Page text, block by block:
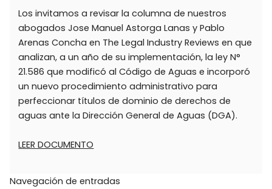
Los invitamos a revisar la columna de nuestros
abogados Jose Manuel Astorga Lanas y Pablo
Arenas Concha en The Legal Industry Reviews en que
analizan, a un año de su implementación, la ley N°
21.586 que modificó al Código de Aguas e incorporó
un nuevo procedimiento administrativo para
perfeccionar títulos de dominio de derechos de
aguas ante la Dirección General de Aguas (DGA).
LEER DOCUMENTO
Navegación de entradas